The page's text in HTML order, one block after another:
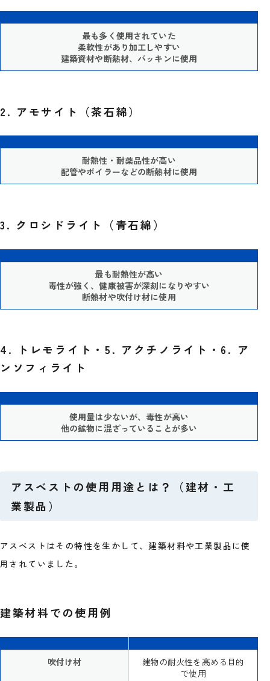
最も多く使用されていた
柔軟性があり加工しやすい
建築資材や断熱材、パッキンに使用
2. アモサイト（茶石綿）
耐熱性・耐薬品性が高い
配管やボイラーなどの断熱材に使用
3. クロシドライト（青石綿）
最も耐熱性が高い
毒性が強く、健康被害が深刻になりやすい
断熱材や吹付け材に使用
4. トレモライト・5. アクチノライト・6. ア
ンソフィライト
使用量は少ないが、毒性が高い
他の鉱物に混ざっていることが多い
アスベストの使用用途とは？（建材・工
業製品）
アスベストはその特性を生かして、建築材料や工業製品に使
用されていました。
建築材料での使用例
吹付け材
建物の耐火性を高める目的
で使用